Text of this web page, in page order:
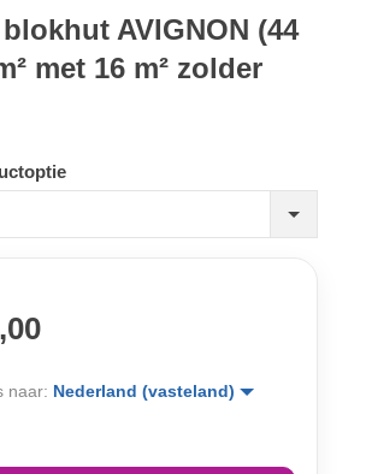
AVIGNON (44
met 16 m² zolder
naar: Nederland (vasteland)